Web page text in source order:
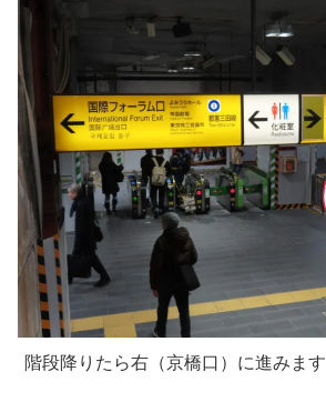
階段降りたら右（京橋口）に進みます